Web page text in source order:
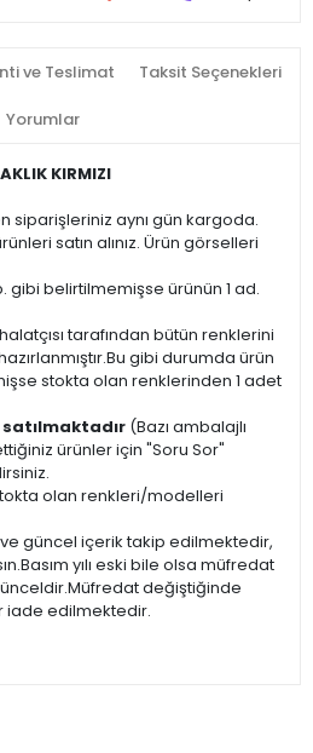
ve Teslimat Taksit Seçenekleri
Yorumlar
KIRMIZI
siparişleriniz aynı gün kargoda.
satın alınız. Ürün görselleri
gibi belirtilmemişse ürünün 1 ad.
tarafından bütün renklerini
gibi durumda ürün
stokta olan renklerinden 1 adet
(Bazı ambalajlı
ürünler için "Soru Sor"
olan renkleri/modelleri
güncel içerik takip edilmektedir,
yılı eski bile olsa müfredat
değiştiğinde
iade edilmektedir.